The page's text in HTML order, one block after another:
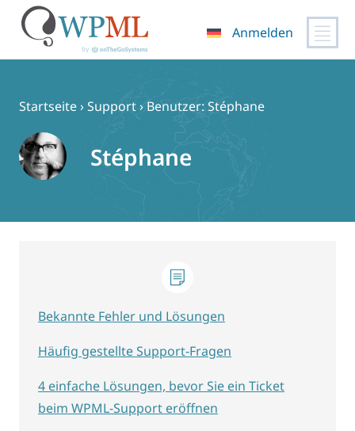
springen
Anmelden
Startseite›Support› Benutzer: Stéphane
Stéphane
Bekannte Fehler und Lösungen
Häufig gestellte Support-Fragen
4 einfache Lösungen, bevor Sie ein Ticket
beim WPML-Support eröffnen